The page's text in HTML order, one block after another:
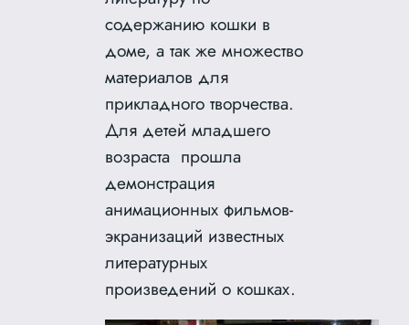
содержанию кошки в
доме, а так же множество
материалов для
прикладного творчества.
Для детей младшего
возраста прошла
демонстрация
анимационных фильмов-
экранизаций известных
литературных
произведений о кошках.